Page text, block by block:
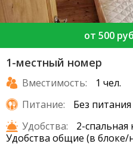
от 500
1-местный номер
Вместимость:
1 чел.
Питание:
Без питания
Удобства:
2-
Удобства общие (в блоке/